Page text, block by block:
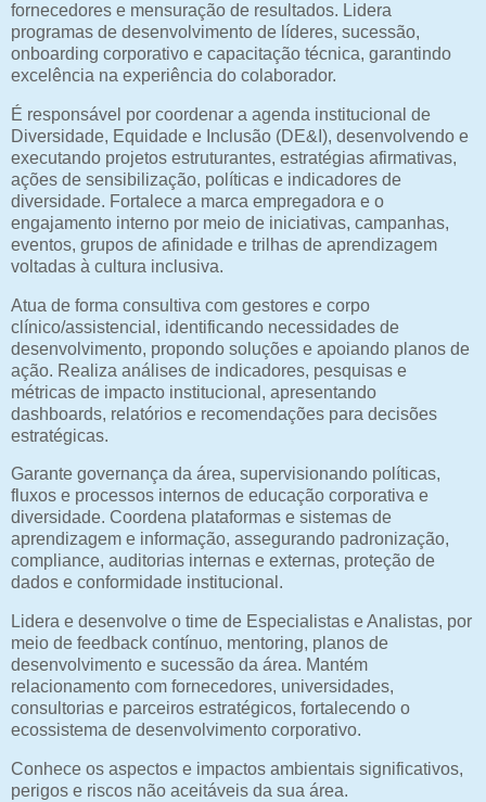
fornecedores e mensuração de resultados. Lidera
programas de desenvolvimento de líderes, sucessão,
onboarding corporativo e capacitação técnica, garantindo
excelência na experiência do colaborador.
É responsável por coordenar a agenda institucional de
Diversidade, Equidade e Inclusão (DE&I), desenvolvendo e
executando projetos estruturantes, estratégias afirmativas,
ações de sensibilização, políticas e indicadores de
diversidade. Fortalece a marca empregadora e o
engajamento interno por meio de iniciativas, campanhas,
eventos, grupos de afinidade e trilhas de aprendizagem
voltadas à cultura inclusiva.
Atua de forma consultiva com gestores e corpo
clínico/assistencial, identificando necessidades de
desenvolvimento, propondo soluções e apoiando planos de
ação. Realiza análises de indicadores, pesquisas e
métricas de impacto institucional, apresentando
dashboards, relatórios e recomendações para decisões
estratégicas.
Garante governança da área, supervisionando políticas,
fluxos e processos internos de educação corporativa e
diversidade. Coordena plataformas e sistemas de
aprendizagem e informação, assegurando padronização,
compliance, auditorias internas e externas, proteção de
dados e conformidade institucional.
Lidera e desenvolve o time de Especialistas e Analistas, por
meio de feedback contínuo, mentoring, planos de
desenvolvimento e sucessão da área. Mantém
relacionamento com fornecedores, universidades,
consultorias e parceiros estratégicos, fortalecendo o
ecossistema de desenvolvimento corporativo.
Conhece os aspectos e impactos ambientais significativos,
perigos e riscos não aceitáveis da sua área.